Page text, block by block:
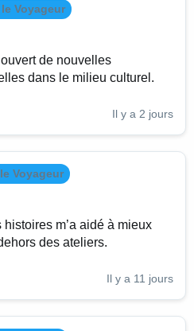
Voyageur
de nouvelles
dans le milieu culturel.
Il y a 2 jours
Voyageur
m’a aidé à mieux
des ateliers.
Il y a 11 jours